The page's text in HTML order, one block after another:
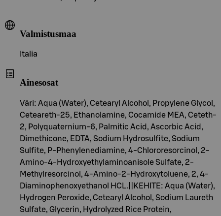
Valmistusmaa
Italia
Ainesosat
Väri: Aqua (Water), Cetearyl Alcohol, Propylene Glycol,
Ceteareth-25, Ethanolamine, Cocamide MEA, Ceteth-
2, Polyquaternium-6, Palmitic Acid, Ascorbic Acid,
Dimethicone, EDTA, Sodium Hydrosulfite, Sodium
Sulfite, P-Phenylenediamine, 4-Chlororesorcinol, 2-
Amino-4-Hydroxyethylaminoanisole Sulfate, 2-
Methylresorcinol, 4-Amino-2-Hydroxytoluene, 2, 4-
Diaminophenoxyethanol HCL.||KEHITE: Aqua (Water),
Hydrogen Peroxide, Cetearyl Alcohol, Sodium Laureth
Sulfate, Glycerin, Hydrolyzed Rice Protein,